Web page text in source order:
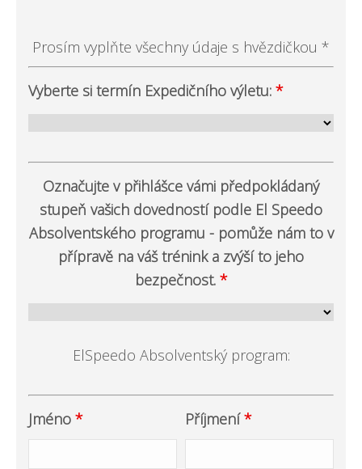
Prosím vyplňte všechny údaje s hvězdičkou *
Vyberte si termín Expedičního výletu: *
Označujte v přihlášce vámi předpokládaný
stupeň vašich dovedností podle El Speedo
Absolventského programu - pomůže nám to v
přípravě na váš trénink a zvýší to jeho
bezpečnost. *
ElSpeedo Absolventský program:
Jméno * Příjmení*